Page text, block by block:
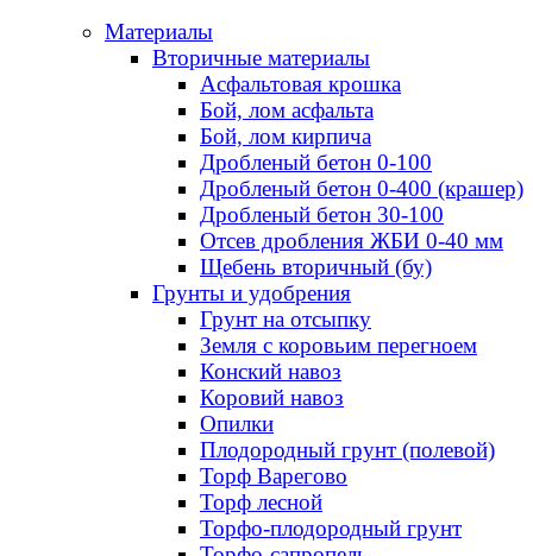
Материалы
Вторичные материалы
Асфальтовая крошка
Бой, лом асфальта
Бой, лом кирпича
Дробленый бетон 0-100
Дробленый бетон 0-400 (крашер)
Дробленый бетон 30-100
Отсев дробления ЖБИ 0-40 мм
Щебень вторичный (бу)
Грунты и удобрения
Грунт на отсыпку
Земля с коровьим перегноем
Конский навоз
Коровий навоз
Опилки
Плодородный грунт (полевой)
Торф Варегово
Торф лесной
Торфо-плодородный грунт